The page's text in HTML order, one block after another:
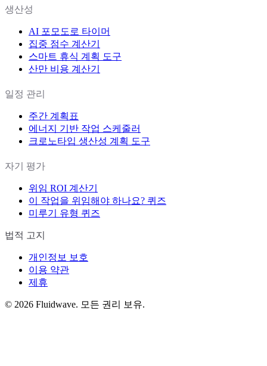
생산성
AI 포모도로 타이머
집중 점수 계산기
스마트 휴식 계획 도구
산만 비용 계산기
일정 관리
주간 계획표
에너지 기반 작업 스케줄러
크로노타입 생산성 계획 도구
자기 평가
위임 ROI 계산기
이 작업을 위임해야 하나요? 퀴즈
미루기 유형 퀴즈
법적 고지
개인정보 보호
이용 약관
제휴
© 2026 Fluidwave. 모든 권리 보유.